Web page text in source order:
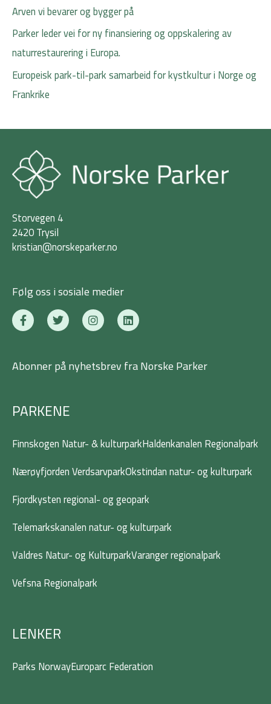
Arven vi bevarer og bygger på
Parker leder vei for ny finansiering og oppskalering av
naturrestaurering i Europa.
Europeisk park-til-park samarbeid for kystkultur i Norge og
Frankrike
Storvegen 4
2420 Trysil
kristian@norskeparker.no
Følg oss i sosiale medier
F
a
c
o
-
f
T
w
i
e
I
n
s
a
g
L
i
n
e
d
Abonner på nyhetsbrev fra Norske Parker
PARKENE
Finnskogen Natur- & kulturparkHaldenkanalen Regionalpark
Nærøyfjorden VerdsarvparkOkstindan natur- og kulturpark
Fjordkysten regional- og geopark
Telemarkskanalen natur- og kulturpark
Valdres Natur- og KulturparkVaranger regionalpark
Vefsna Regionalpark
LENKER
Parks NorwayEuroparc Federation